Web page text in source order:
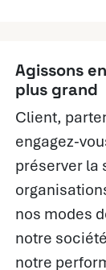
Agissons
plus grand
Client,
engagez-
préserver la
nos modes
notre
notre